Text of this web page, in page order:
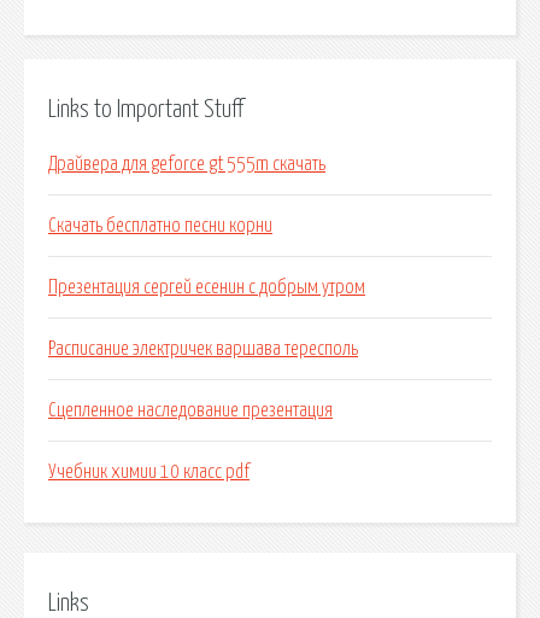
Links to Important Stuff
Драйвера для geforce gt 555m скачать
Скачать бесплатно песни корни
Презентация сергей есенин с добрым утром
Расписание электричек варшава тересполь
Сцепленное наследование презентация
Учебник химии 10 класс pdf
Links